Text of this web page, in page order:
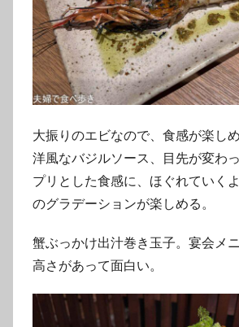
大振りのエビなので、食感が楽し
洋風なバジルソース、目先が変わ
プリとした食感に、ほぐれていく
のグラデーションが楽しめる。
蟹ぶっかけ出汁巻き玉子。宴会メ
高さがあって面白い。